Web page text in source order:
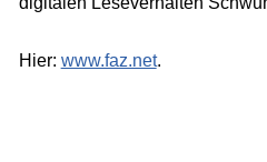
Hier: www.faz.net.